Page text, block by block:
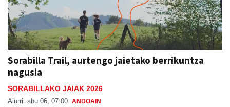
Sorabilla Trail, aurtengo jaietako berrikuntza
nagusia
SORABILLAKO JAIAK 2026
Aiurri abu 06, 07:00 ANDOAIN